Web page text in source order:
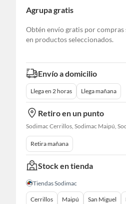
Agrupa gratis
Obtén envío gratis por compras
en productos seleccionados.
Envío a domicilio
Llega en 2 horas Llega mañana
Retiro en un punto
Retira mañana
Stock en tienda
Tiendas Sodimac
Cerrillos Maipú San Miguel